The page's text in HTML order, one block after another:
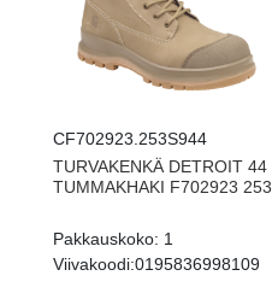
CF702923.253S944
TURVAKENKÄ DETROIT 44
TUMMAKHAKI F702923 253
Pakkauskoko: 1
Viivakoodi:0195836998109